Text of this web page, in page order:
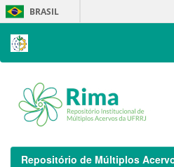
Skip
navigation
BRASIL
Repositório de Múltiplos